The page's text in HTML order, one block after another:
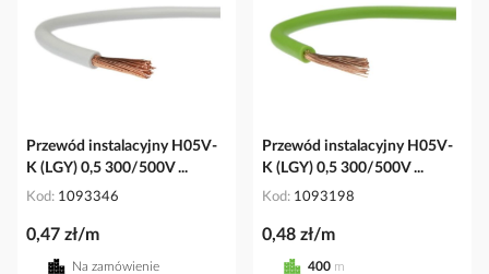
Przewód instalacyjny H05V-
K (LGY) 0,5 300/500V ...
Kod 1093346
0,47 zł/m
Na zamówienie
Przewód instalacyjny H05V-
K (LGY) 0,5 300/500V ...
Kod 1093198
0,48 zł/m
400 m